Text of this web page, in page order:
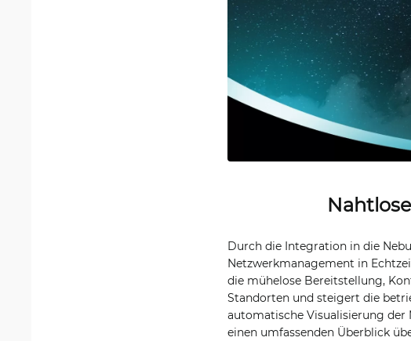
Durch die Integration in die
Netzwerkmanagement in
die mühelose Bereitstellung,
Standorten und steigert die
automatische Visualisierung
einen umfassenden Überblick